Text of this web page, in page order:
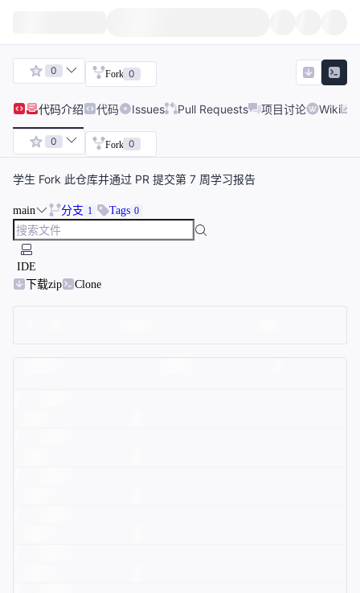
0 Fork 0
代码介绍 代码 Issues Pull Requests 项目讨论 Wiki
0 Fork 0
学生 Fork 此仓库并通过 PR 提交第 7 周学习报告
main 分支 1 Tags 0
IDE
下载zip
Clone